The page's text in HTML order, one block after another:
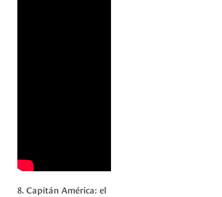
8. Capitán América: el